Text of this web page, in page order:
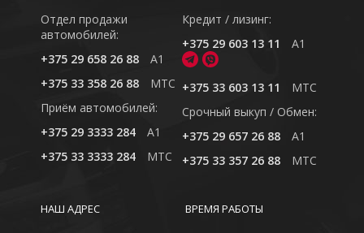
Отдел продажи
автомобилей:
+375 29 658 26 88
A1
+375 33 358 26 88
MTC
Приём автомобилей:
+375 29 3333 284
A1
+375 33 3333 284
MTC
Кредит / лизинг:
+375 29 603 13 11
A1
+375 33 603 13 11
MTC
Cрочный выкуп / Обмен:
+375 29 657 26 88
A1
+375 33 357 26 88
MTC
ВРЕМЯ РАБОТЫ
НАШ АДРЕС